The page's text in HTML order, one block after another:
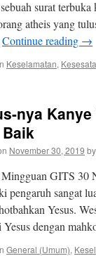
surat terbuka
atheis yang
Continue reading →
Keselamatan,
nya
November 30, 2019 by
GITS 30
pengaruh sangat
Yesus.
Yesus dengan
General (Umum),